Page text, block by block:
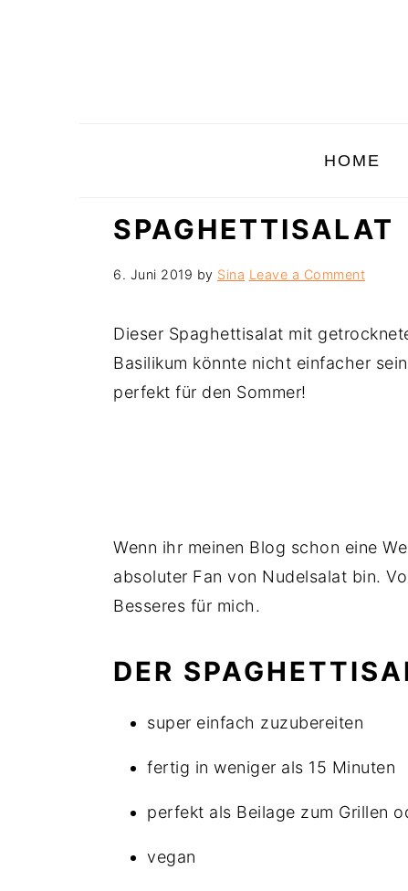
HOME
SPAGHETTISALAT
6. Juni 2019 by Sina Leave a Comment
Dieser Spaghettisalat mit
Basilikum könnte nicht einfacher
perfekt für den Sommer!
Wenn ihr meinen Blog schon eine
absoluter Fan von Nudelsalat bin.
Besseres für mich.
DER
super einfach zuzubereiten
fertig in weniger als 15 Minuten
perfekt als Beilage zum Grillen
vegan